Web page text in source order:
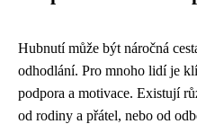
Hubnutí může být náročná
odhodlání. Pro mnoho lidí je
podpora a motivace. Existují
od rodiny a přátel, nebo od